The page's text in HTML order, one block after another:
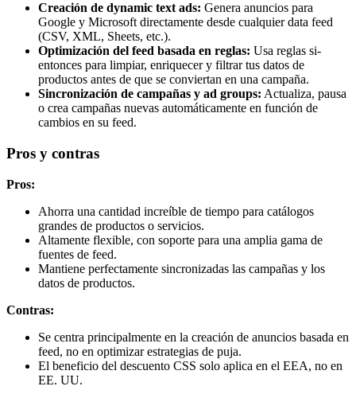
Creación de dynamic text ads: Genera anuncios para
Google y Microsoft directamente desde cualquier data feed
(CSV, XML, Sheets, etc.).
Optimización del feed basada en reglas: Usa reglas si-
entonces para limpiar, enriquecer y filtrar tus datos de
productos antes de que se conviertan en una campaña.
Sincronización de campañas y ad groups: Actualiza, pausa
o crea campañas nuevas automáticamente en función de
cambios en su feed.
Pros y contras
Pros:
Ahorra una cantidad increíble de tiempo para catálogos
grandes de productos o servicios.
Altamente flexible, con soporte para una amplia gama de
fuentes de feed.
Mantiene perfectamente sincronizadas las campañas y los
datos de productos.
Contras:
Se centra principalmente en la creación de anuncios basada en
feed, no en optimizar estrategias de puja.
El beneficio del descuento CSS solo aplica en el EEA, no en
EE. UU.